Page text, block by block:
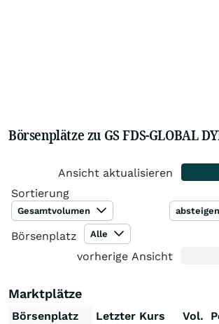
Börsenplätze zu GS FDS-GLOBAL
Ansicht aktualisieren
Sortierung
Gesamtvolumen
Börsenplatz Alle
vorherige Ansicht
Marktplätze
Börsenplatz Letzter Kurs Vol.